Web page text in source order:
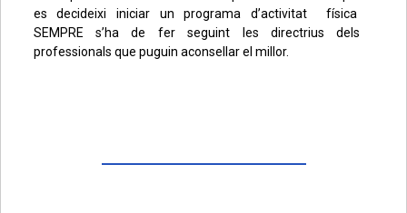
es decideixi iniciar un programa d’activitat física
SEMPRE s’ha de fer seguint les directrius dels
professionals que puguin aconsellar el millor.